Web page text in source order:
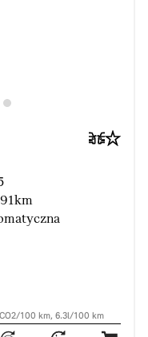
100 km, 6.3l/100 km